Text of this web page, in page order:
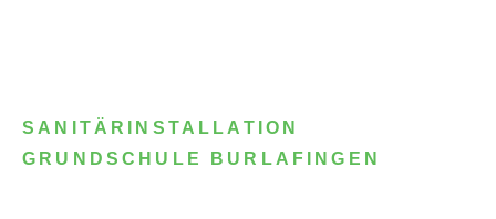
SANITÄRINSTALLATION
GRUNDSCHULE BURLAFINGEN